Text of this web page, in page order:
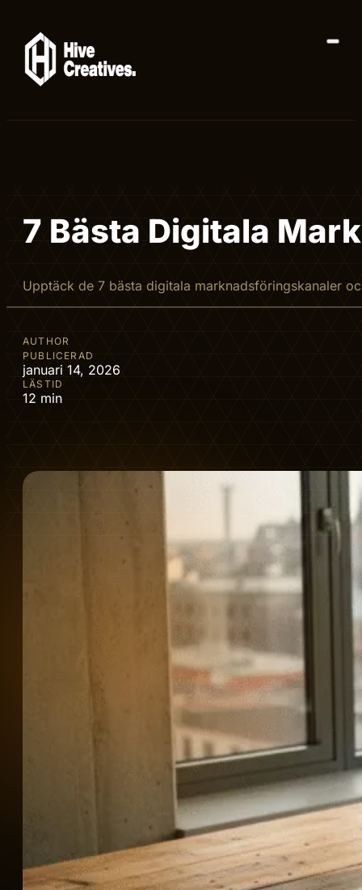
7 Bästa Digitala
Upptäck de 7 bästa digitala marknadsföringskanaler
AUTHOR
PUBLICERAD
januari 14, 2026
LÄSTID
12 min